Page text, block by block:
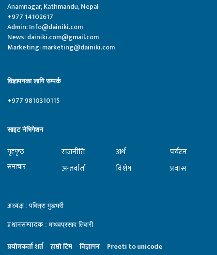
Anamnagar, Kathmandu, Nepal
+977 14102617
Admin:Info@dainiki.com
News:dainiki.com@gmail.com
Marketing:marketing@dainiki.com
विज्ञापनका लागि सम्पर्क
+977 9810310115
साइट नेभिगेशन
गृहपृष्‍ठ
समाचार
राजनीति
अन्तर्वार्ता
अर्थ
विशेष
पर्यटन
प्रवास
अध्यक्ष : पवित्रा मुडभरी
प्रधानसम्पादक : माधवप्रसाद तिवारी
प्रयाेगकर्ता शर्त हाम्राे टिम विज्ञापन Preeti to unicode